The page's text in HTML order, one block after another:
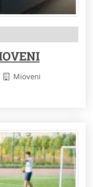
Mioveni